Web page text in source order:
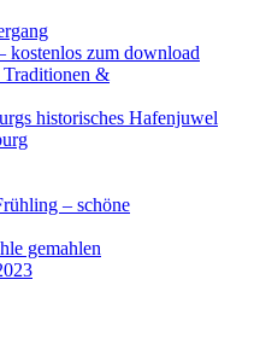
kostenlos zum download
Traditionen &
historisches Hafenjuwel
– schöne
gemahlen